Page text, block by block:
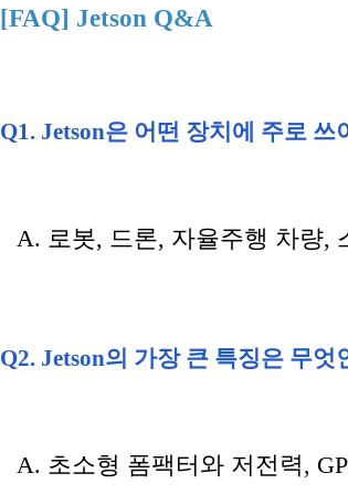
[FAQ] Jetson Q&A
Q1. Jetson은 어떤 장치에 주로 쓰
A. 로봇, 드론, 자율주행 차량,
Q2. Jetson의 가장 큰 특징은 무엇
A. 초소형 폼팩터와 저전력,